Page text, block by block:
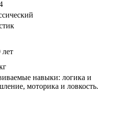
лет
навыки: логика и
моторика и ловкость.